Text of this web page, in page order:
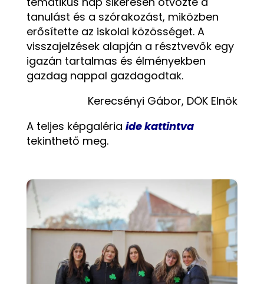
tanulást és a szórakozást, miközben
erősítette az iskolai közösséget. A
visszajelzések alapján a résztvevők egy
igazán tartalmas és élményekben
gazdag nappal gazdagodtak.
Kerecsényi Gábor, DÖK Elnök
A teljes képgaléria ide kattintva
tekinthető meg.